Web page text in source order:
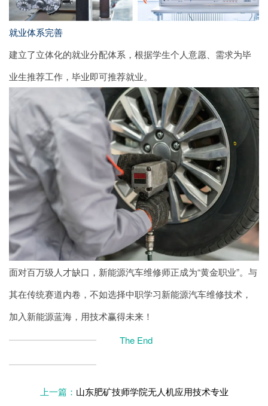
就业体系完善
建立了立体化的就业分配体系，根据学生个人意愿、需求为毕
业生推荐工作，毕业即可推荐就业。
面对百万级人才缺口，新能源汽车维修师正成为“黄金职业”。与
其在传统赛道内卷，不如选择中职学习新能源汽车维修技术，
加入新能源蓝海，用技术赢得未来！
The End
上一篇： 山东肥矿技师学院无人机应用技术专业